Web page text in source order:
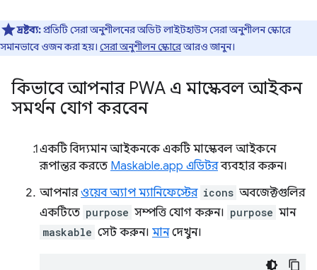
দ্রষ্টব্য:প্রতিটি সেরা অনুশীলনের অডিট লাইটহাউস সেরা অনুশীলন স্কোরে
সমানভাবে ওজন করা হয়। সেরা অনুশীলন স্কোরেআরও জানুন।
কিভাবে আপনার PWA এ মাস্কেবল আইকন
সমর্থন যোগ করবেন
একটি বিদ্যমান আইকনকে একটি মাস্কেবল আইকনে
রূপান্তর করতে Maskable.app এডিটরব্যবহার করুন।
আপনারওয়েব অ্যাপ ম্যানিফেস্টের icons অবজেক্টগুলির
একটিতে purpose সম্পত্তি যোগ করুন। purpose মান
maskable সেট করুন। মানদেখুন।